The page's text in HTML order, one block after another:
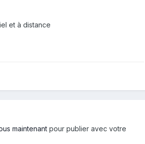
et à distance
maintenant pour publier avec votre